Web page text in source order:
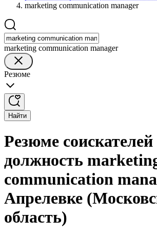
marketing communication manager
marketing communication manager
Резюме
Найти
Резюме соискателей
должность
communication
Апрелевке
область)